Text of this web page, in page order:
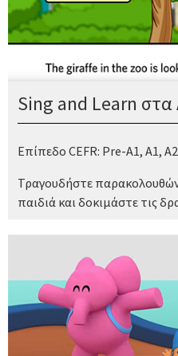
Sing and Learn στα
Επίπεδο CEFR: Pre-A1, A1, A2
Τραγουδήστε
παιδιά και δοκιμάστε τις